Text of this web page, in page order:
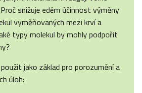
snižuje edém účinnost výměny
vyměňovaných mezi krví a
typy molekul by mohly podpořit
jako základ pro porozumění a
úloh: